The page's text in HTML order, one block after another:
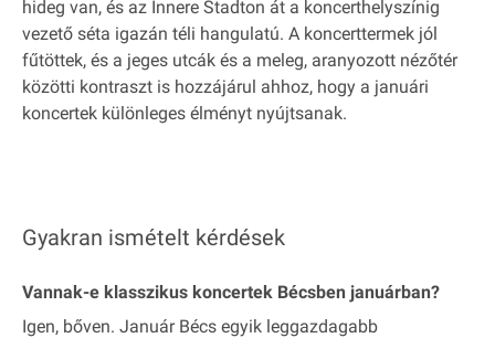
hideg van, és az Innere Stadton át a koncerthelyszínig
vezető séta igazán téli hangulatú. A koncerttermek jól
fűtöttek, és a jeges utcák és a meleg, aranyozott nézőtér
közötti kontraszt is hozzájárul ahhoz, hogy a januári
koncertek különleges élményt nyújtsanak.
Gyakran ismételt kérdések
Vannak-e klasszikus koncertek Bécsben januárban?
Igen, bőven. Január Bécs egyik leggazdagabb